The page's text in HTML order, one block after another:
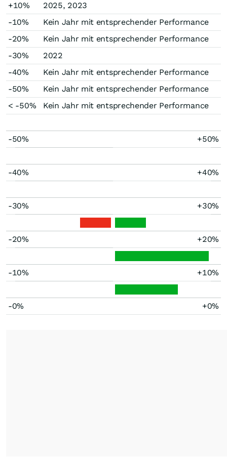
+10%
2025, 2023
-10%
Kein Jahr mit entsprechender Performance
-20%
Kein Jahr mit entsprechender Performance
-30%
2022
-40%
Kein Jahr mit entsprechender Performance
-50%
Kein Jahr mit entsprechender Performance
< -50%
Kein Jahr mit entsprechender Performance
-50% +50%
-40% +40%
-30% +30%
-20% +20%
-10% +10%
-0% +0%